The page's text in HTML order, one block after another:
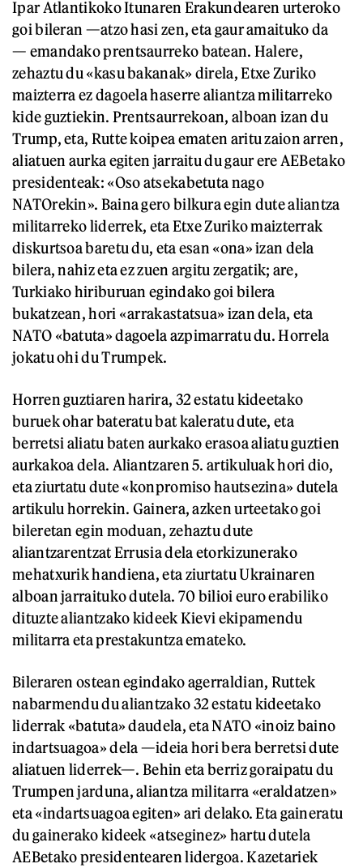
Ipar Atlantikoko Itunaren Erakundearen urteroko
goi bileran —atzo hasi zen, eta gaur amaituko da
— emandako prentsaurreko batean. Halere,
zehaztu du «kasu bakanak» direla, Etxe Zuriko
maizterra ez dagoela haserre aliantza militarreko
kide guztiekin. Prentsaurrekoan, alboan izan du
Trump, eta, Rutte koipea ematen aritu zaion arren,
aliatuen aurka egiten jarraitu du gaur ere AEBetako
presidenteak: «Oso atsekabetuta nago
NATOrekin». Baina gero bilkura egin dute aliantza
militarreko liderrek, eta Etxe Zuriko maizterrak
diskurtsoa baretu du, eta esan «ona» izan dela
bilera, nahiz eta ez zuen argitu zergatik; are,
Turkiako hiriburuan egindako goi bilera
bukatzean, hori «arrakastatsua» izan dela, eta
NATO «batuta» dagoela azpimarratu du. Horrela
jokatu ohi du Trumpek.
Horren guztiaren harira, 32 estatu kideetako
buruek ohar bateratu bat kaleratu dute, eta
berretsi aliatu baten aurkako erasoa aliatu guztien
aurkakoa dela. Aliantzaren 5. artikuluak hori dio,
eta ziurtatu dute «konpromiso hautsezina» dutela
artikulu horrekin. Gainera, azken urteetako goi
bileretan egin moduan, zehaztu dute
aliantzarentzat Errusia dela etorkizunerako
mehatxurik handiena, eta ziurtatu Ukrainaren
alboan jarraituko dutela. 70 bilioi euro erabiliko
dituzte aliantzako kideek Kievi ekipamendu
militarra eta prestakuntza emateko.
Bileraren ostean egindako agerraldian, Ruttek
nabarmendu du aliantzako 32 estatu kideetako
liderrak «batuta» daudela, eta NATO «inoiz baino
indartsuagoa» dela —ideia hori bera berretsi dute
aliatuen liderrek—. Behin eta berriz goraipatu du
Trumpen jarduna, aliantza militarra «eraldatzen»
eta «indartsuagoa egiten» ari delako. Eta gaineratu
du gainerako kideek «atseginez» hartu dutela
AEBetako presidentearen lidergoa. Kazetariek